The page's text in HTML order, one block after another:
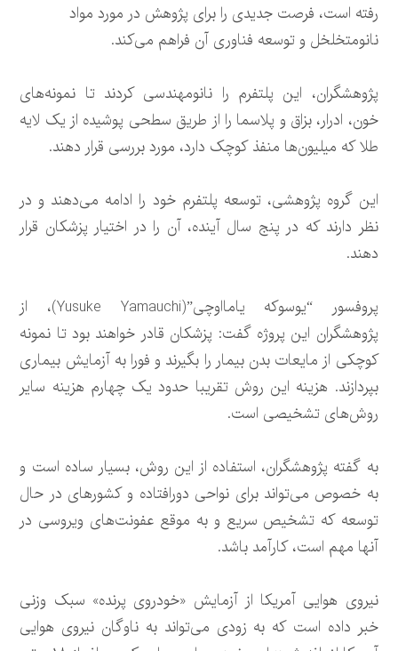
رفته است، فرصت جدیدی را برای پژوهش در مورد مواد
نانومتخلخل و توسعه فناوری آن فراهم می‌کند.
پژوهشگران، این پلتفرم را نانومهندسی کردند تا نمونه‌های
خون، ادرار، بزاق و پلاسما را از طریق سطحی پوشیده از یک لایه
طلا که میلیون‌ها منفذ کوچک دارد، مورد بررسی قرار دهند.
این گروه پژوهشی، توسعه پلتفرم خود را ادامه می‌دهند و در
نظر دارند که در پنج سال آینده، آن را در اختیار پزشکان قرار
دهند.
پروفسور “یوسوکه یامااوچی”(Yusuke Yamauchi)، از
پژوهشگران این پروژه گفت: پزشکان قادر خواهند بود تا نمونه
کوچکی از مایعات بدن بیمار را بگیرند و فورا به آزمایش بیماری
بپردازند. هزینه این روش تقریبا حدود یک چهارم هزینه سایر
روش‌های تشخیصی است.
به گفته پژوهشگران، استفاده از این روش، بسیار ساده است و
به خصوص می‌تواند برای نواحی دورافتاده و کشورهای در حال
توسعه که تشخیص سریع و به موقع عفونت‌های ویروسی در
آنها مهم است، کارآمد باشد.
نیروی هوایی آمریکا از آزمایش «خودروی پرنده» سبک وزنی
خبر داده است که به زودی می‌تواند به ناوگان نیروی هوایی